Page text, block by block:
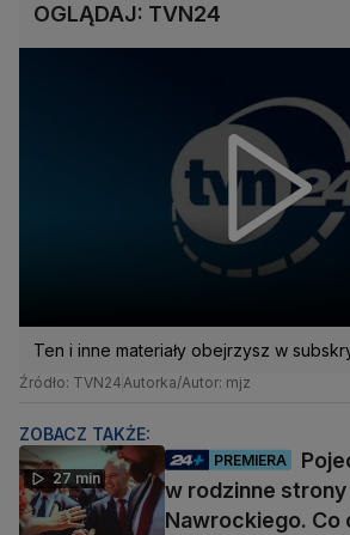
OGLĄDAJ: TVN24
Ten i inne materiały obejrzysz w
Źródło: TVN24Autorka/Autor: mjz
ZOBACZ TAKŻE:
27 min
PREMIERA
w rodzinne strony
Nawrockiego. Co